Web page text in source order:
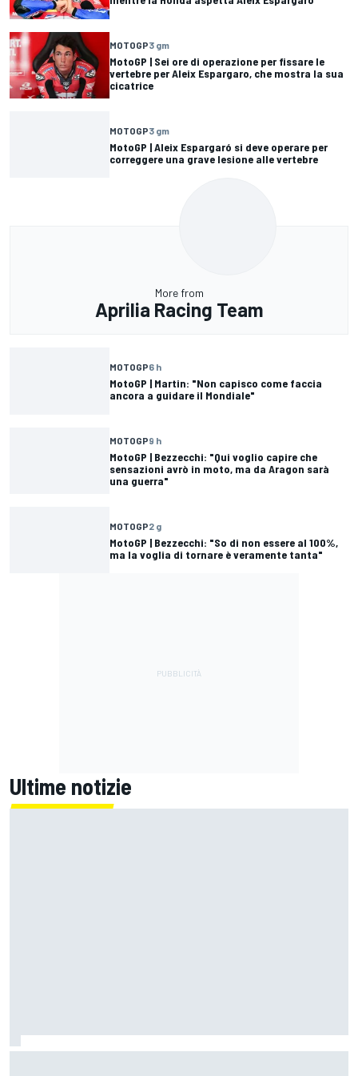
MOTOGP3 gm
MotoGP | Sei ore di operazione per fissare le
vertebre per Aleix Espargaro, che mostra la sua
cicatrice
MOTOGP3 gm
MotoGP | Aleix Espargaró si deve operare per
correggere una grave lesione alle vertebre
More from
Aprilia Racing Team
MOTOGP6 h
MotoGP | Martin: "Non capisco come faccia
ancora a guidare il Mondiale"
MOTOGP9 h
MotoGP | Bezzecchi: "Qui voglio capire che
sensazioni avrò in moto, ma da Aragon sarà
una guerra"
MOTOGP2 g
MotoGP | Bezzecchi: "So di non essere al 100%,
ma la voglia di tornare è veramente tanta"
Ultime notizie